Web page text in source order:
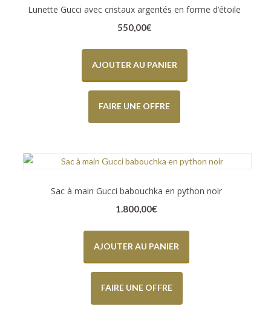
Lunette Gucci avec cristaux argentés en forme d’étoile
550,00€
AJOUTER AU PANIER
FAIRE UNE OFFRE
Sac à main Gucci babouchka en python noir
1.800,00€
AJOUTER AU PANIER
FAIRE UNE OFFRE